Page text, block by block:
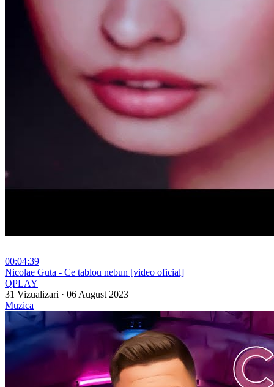
00:04:39
⁣Nicolae Guta - Ce tablou nebun [video oficial]
QPLAY
31 Vizualizari · 06 August 2023
Muzica